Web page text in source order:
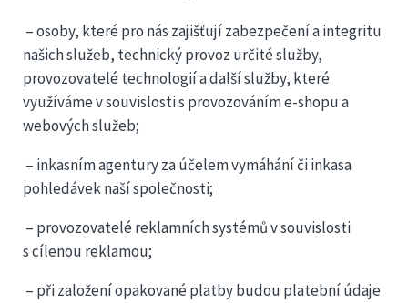
– osoby, které pro nás zajišťují zabezpečení a integritu
našich služeb, technický provoz určité služby,
provozovatelé technologií a další služby, které
využíváme v souvislosti s provozováním e-shopu a
webových služeb;
– inkasním agentury za účelem vymáhání či inkasa
pohledávek naší společnosti;
– provozovatelé reklamních systémů v souvislosti
s cílenou reklamou;
– při založení opakované platby budou platební údaje